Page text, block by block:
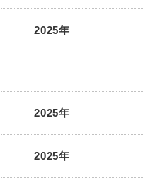
2025年
2025年
2025年